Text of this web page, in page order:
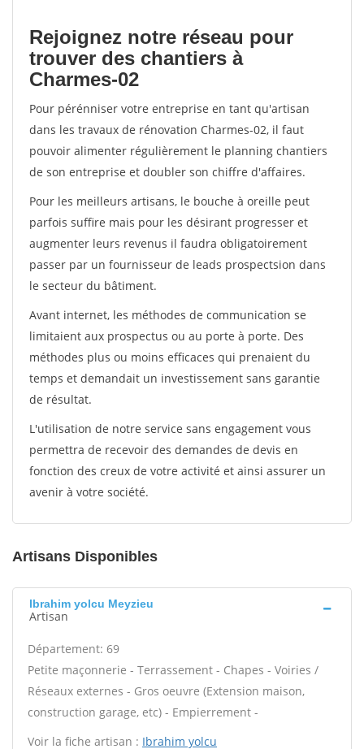
Rejoignez notre réseau pour
trouver des chantiers à
Charmes-02
Pour pérénniser votre entreprise en tant qu'artisan
dans les travaux de rénovation Charmes-02, il faut
pouvoir alimenter régulièrement le planning chantiers
de son entreprise et doubler son chiffre d'affaires.
Pour les meilleurs artisans, le bouche à oreille peut
parfois suffire mais pour les désirant progresser et
augmenter leurs revenus il faudra obligatoirement
passer par un fournisseur de leads prospectsion dans
le secteur du bâtiment.
Avant internet, les méthodes de communication se
limitaient aux prospectus ou au porte à porte. Des
méthodes plus ou moins efficaces qui prenaient du
temps et demandait un investissement sans garantie
de résultat.
L'utilisation de notre service sans engagement vous
permettra de recevoir des demandes de devis en
fonction des creux de votre activité et ainsi assurer un
avenir à votre société.
Artisans Disponibles
Ibrahim yolcu Meyzieu
Artisan
Département: 69
Petite maçonnerie - Terrassement - Chapes - Voiries /
Réseaux externes - Gros oeuvre (Extension maison,
construction garage, etc) - Empierrement -
Voir la fiche artisan : Ibrahim yolcu